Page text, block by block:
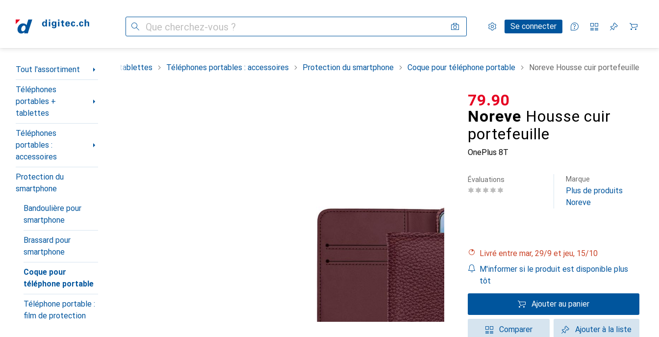
Recherche Paramètres
Compte clientSe connecter
Listes de comparaison
Listes d'envies
Panier
Navigation par catégorie
Tout l'assortiment
Téléphones
portables +
tablettes
Téléphones
portables :
accessoires
Protection du
smartphone
Bandoulière pour
smartphone
Brassard pour
smartphone
Coque pour
téléphone portable
Téléphone portable :
film de protection
Téléphones portables + tablettes Téléphones portables : accessoires Protection du smartphone Coque pour téléphone portable Noreve Housse cuir portefeuille
Noreve Housse cuir
portefeuille
OnePlus 8T
CHF
79.90
Évaluations Marque
Plus de produits
Noreve
Livré entre mar, 29/9 et jeu, 15/10
M'informer si le produit est disponible plus
tôt
Ajouter au panier
Comparer Ajouter à la liste